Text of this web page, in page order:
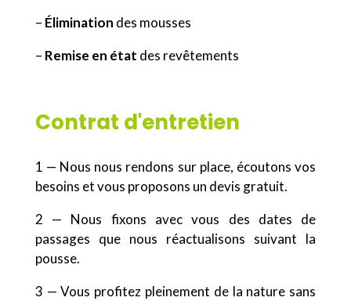
– Élimination des mousses
– Remise en état des revêtements
Contrat d'entretien
1 — Nous nous rendons sur place, écoutons vos
besoins et vous proposons un devis gratuit.
2 — Nous fixons avec vous des dates de
passages que nous réactualisons suivant la
pousse.
3 — Vous profitez pleinement de la nature sans